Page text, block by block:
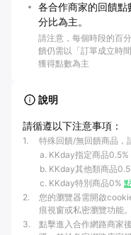
各合作商家的回饋
分比為主。
請注意，每個時段的百
饋仍需以「訂單成立時
獲得點數為主
說明
請循遵以下注意事項：
1.
特殊回饋/無回饋商品，
KKday指定商品0.5%
KKday其他類商品
KKday特別商品0%
2.
您的瀏覽器需開啟
痕視窗或私密瀏覽功能。
3.
點擊進入合作網路商家